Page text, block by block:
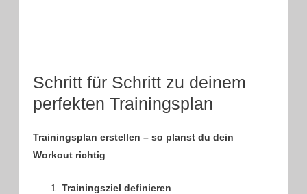
Schritt für Schritt zu deinem
perfekten Trainingsplan
Trainingsplan erstellen – so planst du dein
Workout richtig
Trainingsziel definieren